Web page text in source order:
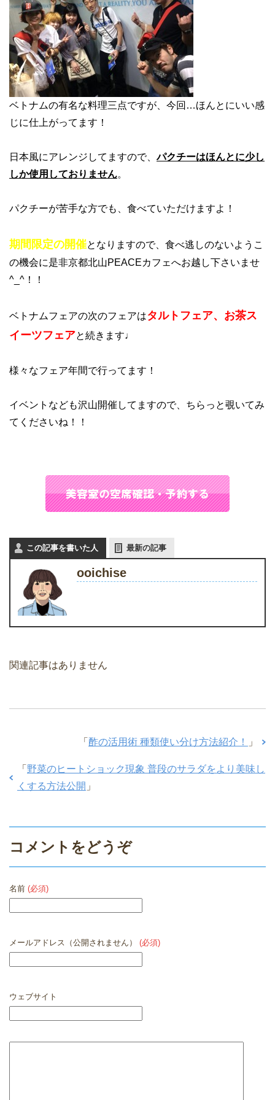
ベトナムの有名な料理三点ですが、今回…ほんとにいい感
じに仕上がってます！
日本風にアレンジしてますので、パクチーはほんとに少し
しか使用しておりません。
パクチーが苦手な方でも、食べていただけますよ！
期間限定の開催となりますので、食べ逃しのないようこ
の機会に是非京都北山PEACEカフェへお越し下さいませ
^_^！！
ベトナムフェアの次のフェアはタルトフェア、お茶ス
イーツフェアと続きます♩
様々なフェア年間で行ってます！
イベントなども沢山開催してますので、ちらっと覗いてみ
てくださいね！！
この記事を書いた人 最新の記事
ooichise
関連記事はありません
「 酢の活用術 種類使い分け方法紹介！ 」
「 野菜のヒートショック現象 普段のサラダをより美味し
くする方法公開 」
コメントをどうぞ
名前 (必須)
メールアドレス（公開されません） (必須)
ウェブサイト